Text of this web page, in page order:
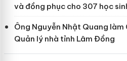
và đồng phục cho 307 học
Ông Nguyễn Nhật Quang
Quản lý nhà tỉnh Lâm Đồng